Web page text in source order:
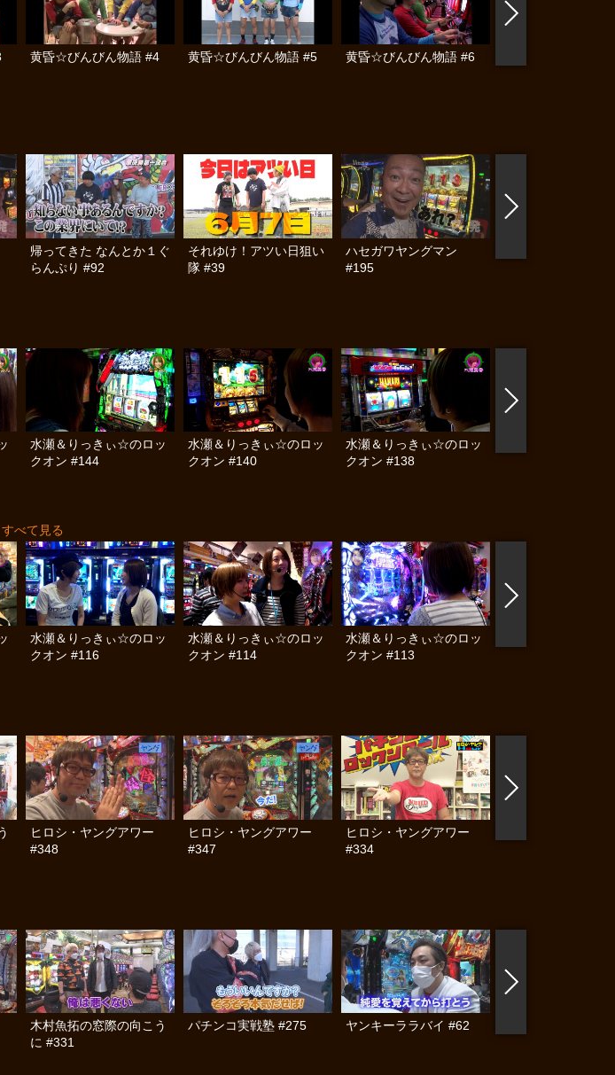
黄昏☆びんびん物語 #4 黄昏☆びんびん物語 #5 黄昏☆びんびん物語 #6
帰ってきた なんとか１ぐ
らんぷり #92
それゆけ！アツい日狙い
隊 #39
ハセガワヤングマン
#195
水瀬＆りっきぃ☆のロッ
クオン #144
水瀬＆りっきぃ☆のロッ
クオン #140
水瀬＆りっきぃ☆のロッ
クオン #138
すべて見る
水瀬＆りっきぃ☆のロッ
クオン #116
水瀬＆りっきぃ☆のロッ
クオン #114
水瀬＆りっきぃ☆のロッ
クオン #113
ヒロシ・ヤングアワー
#348
ヒロシ・ヤングアワー
#347
ヒロシ・ヤングアワー
#334
木村魚拓の窓際の向こう
に #331
パチンコ実戦塾 #275 ヤンキーララバイ #62